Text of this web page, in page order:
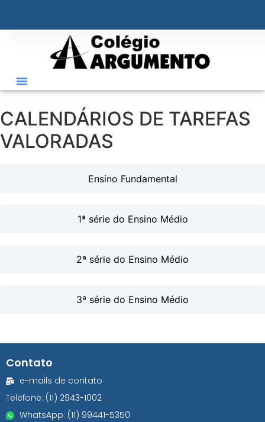
CALENDÁRIOS DE TAREFAS
VALORADAS
Ensino Fundamental
1ª série do Ensino Médio
2ª série do Ensino Médio
3ª série do Ensino Médio
Contato
e-mails de contato
Telefone: (11) 2943-1002
WhatsApp: (11) 99441-5350